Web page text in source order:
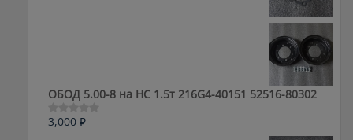
ОБОД 5.00-8 на HC 1.5т 216G4-40151 52516-80302
Оценка
3,000 ₽